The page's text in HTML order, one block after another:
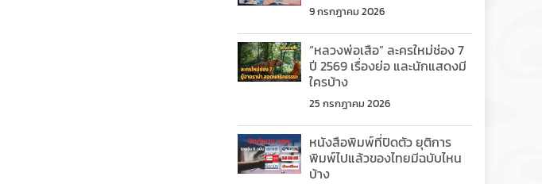
9 กรกฎาคม 2026
“หลวงพ่อเสือ” ละครใหม่ช่อง 7
ปี 2569 เรื่องย่อ และนักแสดงมี
ใครบ้าง
25 กรกฎาคม 2026
หนังสือพิมพ์ที่ปิดตัว ยุติการ
พิมพ์ไปแล้วของไทยมีฉบับไหน
บ้าง